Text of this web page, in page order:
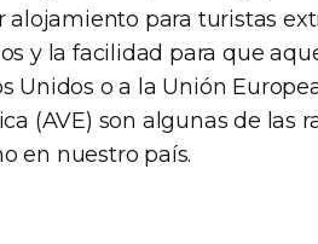
alojamiento para turistas
y la facilidad para que
Unidos o a la Unión
(AVE) son algunas de las
en nuestro país.